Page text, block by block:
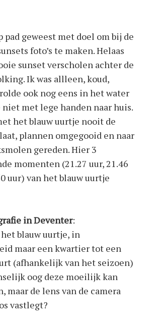
pad geweest met doel om bij de
foto’s te maken. Helaas
sunset verscholen achter de
Ik was allleen, koud,
ook nog eens in het water
met lege handen naar huis.
het blauw uurtje nooit de
plannen omgegooid en naar
gereden. Hier 3
momenten (21.27 uur, 21.46
uur) van het blauw uurtje
in Deventer:
blauw uurtje, in
maar een kwartier tot een
(afhankelijk van het seizoen)
oog deze moeilijk kan
maar de lens van de camera
vastlegt?